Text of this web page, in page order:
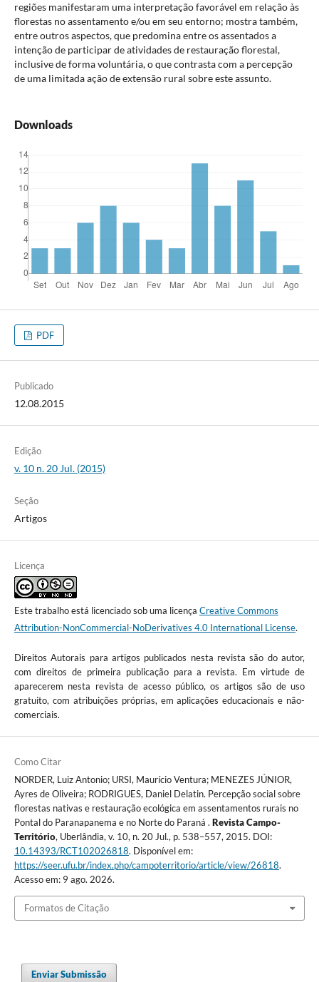
regiões manifestaram uma interpretação favorável em relação às
florestas no assentamento e/ou em seu entorno; mostra também,
entre outros aspectos, que predomina entre os assentados a
intenção de participar de atividades de restauração florestal,
inclusive de forma voluntária, o que contrasta com a percepção
de uma limitada ação de extensão rural sobre este assunto.
Downloads
PDF
Publicado
12.08.2015
Edição
v. 10 n. 20 Jul. (2015)
Seção
Artigos
Licença
Este trabalho está licenciado sob uma licença Creative Commons
Attribution-NonCommercial-NoDerivatives 4.0 International License.
Direitos Autorais para artigos publicados nesta revista são do autor,
com direitos de primeira publicação para a revista. Em virtude de
aparecerem nesta revista de acesso público, os artigos são de uso
gratuito, com atribuições próprias, em aplicações educacionais e não-
comerciais.
Como Citar
NORDER, Luiz Antonio; URSI, Maurício Ventura; MENEZES JÚNIOR,
Ayres de Oliveira; RODRIGUES, Daniel Delatin. Percepção social sobre
florestas nativas e restauração ecológica em assentamentos rurais no
Pontal do Paranapanema e no Norte do Paraná . Revista Campo-
Território, Uberlândia, v. 10, n. 20 Jul., p. 538–557, 2015. DOI:
10.14393/RCT102026818. Disponível em:
https://seer.ufu.br/index.php/campoterritorio/article/view/26818.
Acesso em: 9 ago. 2026.
Formatos de Citação
Enviar Submissão